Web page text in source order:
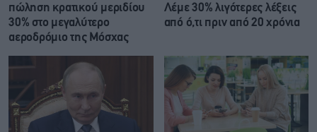
πώληση κρατικού μεριδίου
30% στο μεγαλύτερο
αεροδρόμιο της Μόσχας
Λέμε 30% λιγότερες λέξεις
από ό,τι πριν από 20 χρόνια